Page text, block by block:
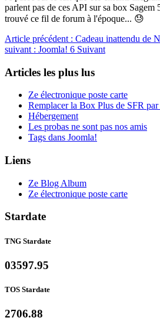
parlent pas de ces API sur sa box Sagem
trouvé ce fil de forum à l'époque... 😓
Article précédent : Cadeau inattendu de
suivant : Joomla! 6 Suivant
Articles les plus lus
Ze électronique poste carte
Remplacer la Box Plus de SFR
Hébergement
Les probas ne sont pas nos amis
Tags dans Joomla!
Liens
Ze Blog Album
Ze électronique poste carte
Stardate
TNG Stardate
03597.95
TOS Stardate
2706.88